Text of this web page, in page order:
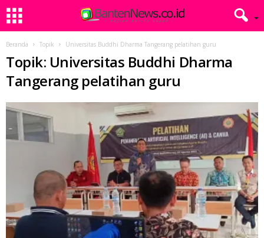
Beranda Topik Universitas Buddhi Dharma Tangerang pelatihan guru
Topik: Universitas Buddhi Dharma
Tangerang pelatihan guru